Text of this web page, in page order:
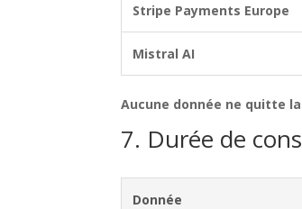
Stripe Payments Europe
Mistral AI
Aucune donnée ne quitte
7. Durée de
Donnée